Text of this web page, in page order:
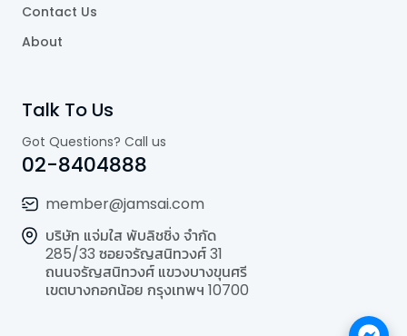
Contact Us
About
Talk To Us
Got Questions? Call us
02-8404888
member@jamsai.com
บริษัท แจ่มใส พับลิชชิ่ง จำกัด
285/33 ซอยจรัญสนิทวงศ์ 31
ถนนจรัญสนิทวงศ์ แขวงบางขุนศรี
เขตบางกอกน้อย กรุงเทพฯ 10700